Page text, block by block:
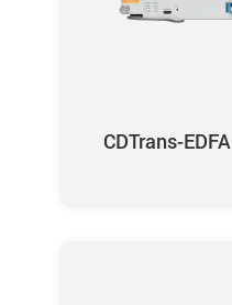
CDTrans-EDFA